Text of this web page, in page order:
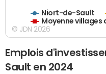
Niort-de-Sault
Moyenne villages
© JDN 2026
Emplois
Sault en 2024